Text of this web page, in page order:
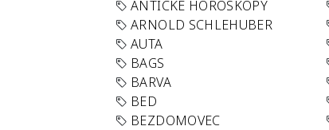
ANTICKÉ HOROSKOPY
ARNOLD SCHLEHUBER
AUTA
BAGS
BARVA
BED
BEZDOMOVEC